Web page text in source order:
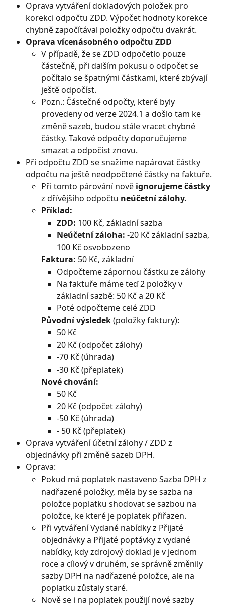
Oprava vytváření dokladových položek pro
korekci odpočtu ZDD. Výpočet hodnoty korekce
chybně započítával položky odpočtu dvakrát.
Oprava vícenásobného odpočtu ZDD
V případě, že se ZDD odpočetlo pouze
částečně, při dalším pokusu o odpočet se
počítalo se špatnými částkami, které zbývají
ještě odpočíst.
Pozn.: Částečné odpočty, které byly
provedeny od verze 2024.1 a došlo tam ke
změně sazeb, budou stále vracet chybné
částky. Takové odpočty doporučujeme
smazat a odpočíst znovu.
Při odpočtu ZDD se snažíme napárovat částky
odpočtu na ještě neodpočtené částky na faktuře.
Při tomto párování nově ignorujeme částky
z dřívějšího odpočtu neúčetní zálohy.
Příklad:
ZDD: 100 Kč, základní sazba
Neúčetní záloha: -20 Kč základní sazba,
100 Kč osvobozeno
Faktura: 50 Kč, základní
Odpočteme zápornou částku ze zálohy
Na faktuře máme teď 2 položky v
základní sazbě: 50 Kč a 20 Kč
Poté odpočteme celé ZDD
Původní výsledek (položky faktury):
50 Kč
20 Kč (odpočet zálohy)
-70 Kč (úhrada)
-30 Kč (přeplatek)
Nové chování:
50 Kč
20 Kč (odpočet zálohy)
-50 Kč (úhrada)
- 50 Kč (přeplatek)
Oprava vytváření účetní zálohy / ZDD z
objednávky při změně sazeb DPH.
Oprava:
Pokud má poplatek nastaveno Sazba DPH z
nadřazené položky, měla by se sazba na
položce poplatku shodovat se sazbou na
položce, ke které je poplatek přiřazen.
Při vytváření Vydané nabídky z Přijaté
objednávky a Přijaté poptávky z vydané
nabídky, kdy zdrojový doklad je v jednom
roce a cílový v druhém, se správně změnily
sazby DPH na nadřazené položce, ale na
poplatku zůstaly staré.
Nově se i na poplatek použijí nové sazby